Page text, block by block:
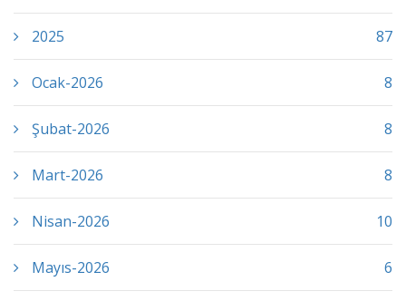
2025 87
Ocak-2026 8
Şubat-2026 8
Mart-2026 8
Nisan-2026 10
Mayıs-2026 6